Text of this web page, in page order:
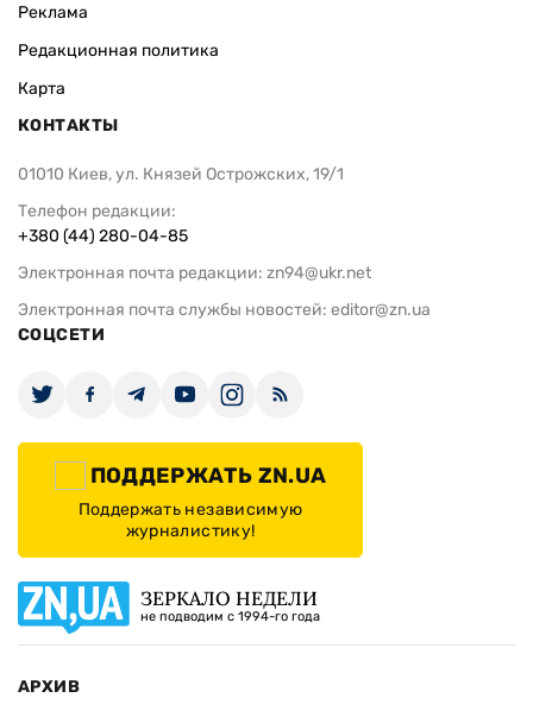
Реклама
Редакционная политика
Карта
КОНТАКТЫ
01010 Киев, ул. Князей Острожских, 19/1
Телефон редакции:
+380 (44) 280-04-85
Электронная почта редакции: zn94@ukr.net
Электронная почта службы новостей: editor@zn.ua
СОЦСЕТИ
ПОДДЕРЖАТЬ ZN.UA
Поддержать независимую
журналистику!
ЗЕРКАЛО НЕДЕЛИ
не подводим с 1994-го года
АРХИВ